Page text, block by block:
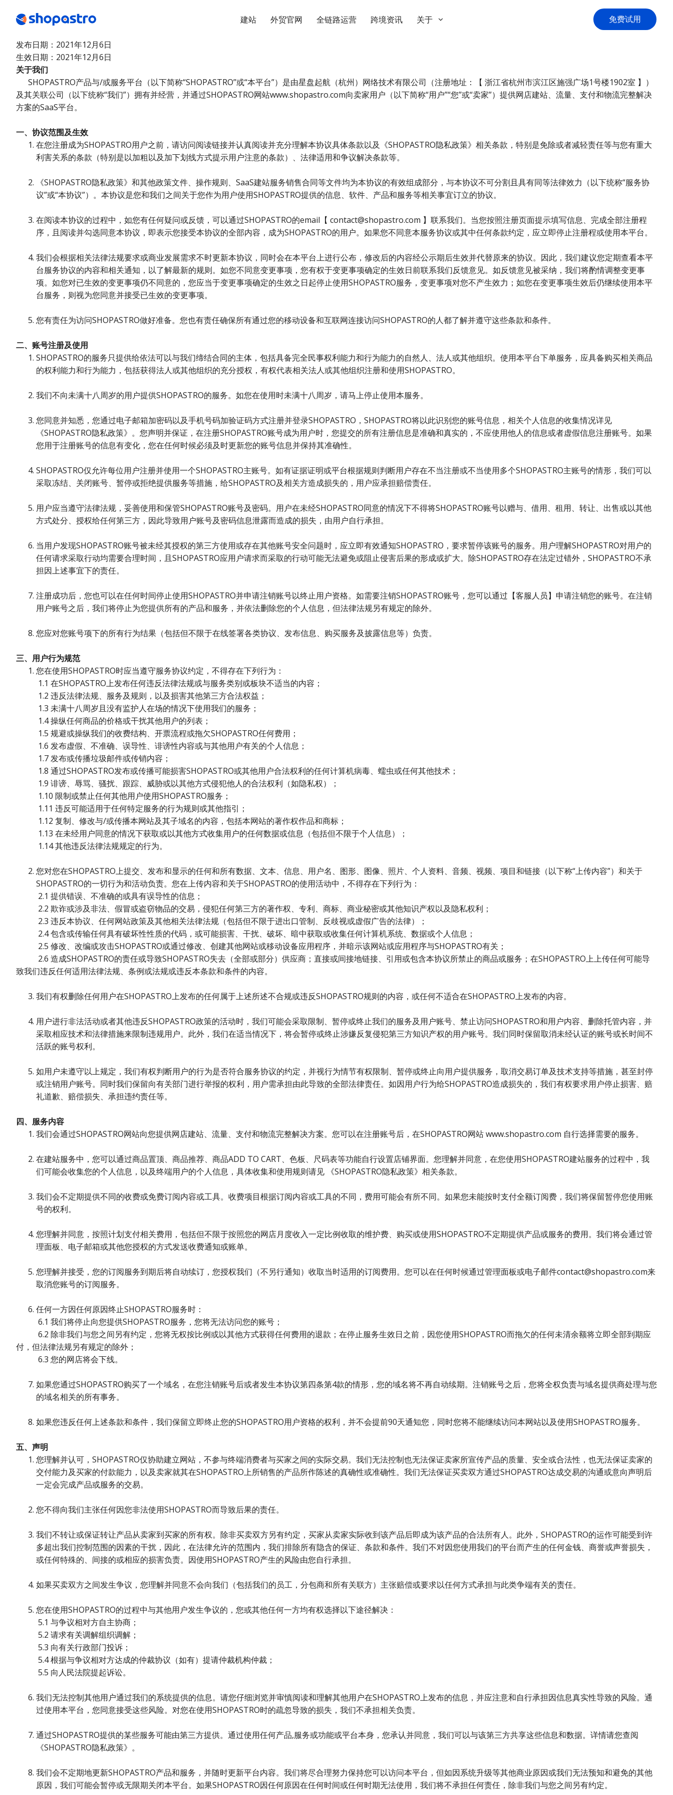
建站 外贸官网 全链路运营 跨境资讯 关于
关于我们
渠道合作&生态联盟
关于我们
渠道合作&生态联盟
免费试用
发布日期：2021年12月6日
生效日期：2021年12月6日
关于我们
SHOPASTRO产品与/或服务平台（以下简称“SHOPASTRO”或“本平台”）是由星盘起航（杭州）网络技术有限公司（注册地址：【 浙江省杭州市滨江区施强广场1号楼1902室 】）
及其关联公司（以下统称“我们”）拥有并经营，并通过SHOPASTRO网站www.shopastro.com向卖家用户（以下简称“用户”“您”或“卖家”）提供网店建站、流量、支付和物流完整解决
方案的SaaS平台。
一、协议范围及生效
在您注册成为SHOPASTRO用户之前，请访问阅读链接并认真阅读并充分理解本协议具体条款以及《SHOPASTRO隐私政策》相关条款，特别是免除或者减轻责任等与您有重大
利害关系的条款（特别是以加粗以及加下划线方式提示用户注意的条款）、法律适用和争议解决条款等。
《SHOPASTRO隐私政策》和其他政策文件、操作规则、SaaS建站服务销售合同等文件均为本协议的有效组成部分，与本协议不可分割且具有同等法律效力（以下统称“服务协
议”或“本协议”）。本协议是您和我们之间关于您作为用户使用SHOPASTRO提供的信息、软件、产品和服务等相关事宜订立的协议。
在阅读本协议的过程中，如您有任何疑问或反馈，可以通过SHOPASTRO的email【 contact@shopastro.com 】联系我们。当您按照注册页面提示填写信息、完成全部注册程
序，且阅读并勾选同意本协议，即表示您接受本协议的全部内容，成为SHOPASTRO的用户。如果您不同意本服务协议或其中任何条款约定，应立即停止注册程或使用本平台。
我们会根据相关法律法规要求或商业发展需求不时更新本协议，同时会在本平台上进行公布，修改后的内容经公示期后生效并代替原来的协议。因此，我们建议您定期查看本平
台服务协议的内容和相关通知，以了解最新的规则。如您不同意变更事项，您有权于变更事项确定的生效日前联系我们反馈意见。如反馈意见被采纳，我们将酌情调整变更事
项。如您对已生效的变更事项仍不同意的，您应当于变更事项确定的生效之日起停止使用SHOPASTRO服务，变更事项对您不产生效力；如您在变更事项生效后仍继续使用本平
台服务，则视为您同意并接受已生效的变更事项。
您有责任为访问SHOPASTRO做好准备。您也有责任确保所有通过您的移动设备和互联网连接访问SHOPASTRO的人都了解并遵守这些条款和条件。
二、账号注册及使用
SHOPASTRO的服务只提供给依法可以与我们缔结合同的主体，包括具备完全民事权利能力和行为能力的自然人、法人或其他组织。使用本平台下单服务，应具备购买相关商品
的权利能力和行为能力，包括获得法人或其他组织的充分授权，有权代表相关法人或其他组织注册和使用SHOPASTRO。
我们不向未满十八周岁的用户提供SHOPASTRO的服务。如您在使用时未满十八周岁，请马上停止使用本服务。
您同意并知悉，您通过电子邮箱加密码以及手机号码加验证码方式注册并登录SHOPASTRO，SHOPASTRO将以此识别您的账号信息，相关个人信息的收集情况详见
《SHOPASTRO隐私政策》。您声明并保证，在注册SHOPASTRO账号成为用户时，您提交的所有注册信息是准确和真实的，不应使用他人的信息或者虚假信息注册账号。如果
您用于注册账号的信息有变化，您在任何时候必须及时更新您的账号信息并保持其准确性。
SHOPASTRO仅允许每位用户注册并使用一个SHOPASTRO主账号。如有证据证明或平台根据规则判断用户存在不当注册或不当使用多个SHOPASTRO主账号的情形，我们可以
采取冻结、关闭账号、暂停或拒绝提供服务等措施，给SHOPASTRO及相关方造成损失的，用户应承担赔偿责任。
用户应当遵守法律法规，妥善使用和保管SHOPASTRO账号及密码。用户在未经SHOPASTRO同意的情况下不得将SHOPASTRO账号以赠与、借用、租用、转让、出售或以其他
方式处分、授权给任何第三方，因此导致用户账号及密码信息泄露而造成的损失，由用户自行承担。
当用户发现SHOPASTRO账号被未经其授权的第三方使用或存在其他账号安全问题时，应立即有效通知SHOPASTRO，要求暂停该账号的服务。用户理解SHOPASTRO对用户的
任何请求采取行动均需要合理时间，且SHOPASTRO应用户请求而采取的行动可能无法避免或阻止侵害后果的形成或扩大。除SHOPASTRO存在法定过错外，SHOPASTRO不承
担因上述事宜下的责任。
注册成功后，您也可以在任何时间停止使用SHOPASTRO并申请注销账号以终止用户资格。如需要注销SHOPASTRO账号，您可以通过【客服人员】申请注销您的账号。在注销
用户账号之后，我们将停止为您提供所有的产品和服务，并依法删除您的个人信息，但法律法规另有规定的除外。
您应对您账号项下的所有行为结果（包括但不限于在线签署各类协议、发布信息、购买服务及披露信息等）负责。
三、用户行为规范
您在使用SHOPASTRO时应当遵守服务协议约定，不得存在下列行为：
1.1 在SHOPASTRO上发布任何违反法律法规或与服务类别或板块不适当的内容；
1.2 违反法律法规、服务及规则，以及损害其他第三方合法权益；
1.3 未满十八周岁且没有监护人在场的情况下使用我们的服务；
1.4 操纵任何商品的价格或干扰其他用户的列表；
1.5 规避或操纵我们的收费结构、开票流程或拖欠SHOPASTRO任何费用；
1.6 发布虚假、不准确、误导性、诽谤性内容或与其他用户有关的个人信息；
1.7 发布或传播垃圾邮件或传销内容；
1.8 通过SHOPASTRO发布或传播可能损害SHOPASTRO或其他用户合法权利的任何计算机病毒、蠕虫或任何其他技术；
1.9 诽谤、辱骂、骚扰、跟踪、威胁或以其他方式侵犯他人的合法权利（如隐私权）；
1.10 限制或禁止任何其他用户使用SHOPASTRO服务；
1.11 违反可能适用于任何特定服务的行为规则或其他指引；
1.12 复制、修改与/或传播本网站及其子域名的内容，包括本网站的著作权作品和商标；
1.13 在未经用户同意的情况下获取或以其他方式收集用户的任何数据或信息（包括但不限于个人信息）；
1.14 其他违反法律法规规定的行为。
您对您在SHOPASTRO上提交、发布和显示的任何和所有数据、文本、信息、用户名、图形、图像、照片、个人资料、音频、视频、项目和链接（以下称“上传内容”）和关于
SHOPASTRO的一切行为和活动负责。您在上传内容和关于SHOPASTRO的使用活动中，不得存在下列行为：
2.1 提供错误、不准确的或具有误导性的信息；
2.2 欺诈或涉及非法、假冒或盗窃物品的交易，侵犯任何第三方的著作权、专利、商标、商业秘密或其他知识产权以及隐私权利；
2.3 违反本协议、任何网站政策及其他相关法律法规（包括但不限于进出口管制、反歧视或虚假广告的法律）；
2.4 包含或传输任何具有破坏性性质的代码，或可能损害、干扰、破坏、暗中获取或收集任何计算机系统、数据或个人信息；
2.5 修改、改编或攻击SHOPASTRO或通过修改、创建其他网站或移动设备应用程序，并暗示该网站或应用程序与SHOPASTRO有关；
2.6 造成SHOPASTRO的责任或导致SHOPASTRO失去（全部或部分）供应商；直接或间接地链接、引用或包含本协议所禁止的商品或服务；在SHOPASTRO上上传任何可能导
致我们违反任何适用法律法规、条例或法规或违反本条款和条件的内容。
我们有权删除任何用户在SHOPASTRO上发布的任何属于上述所述不合规或违反SHOPASTRO规则的内容，或任何不适合在SHOPASTRO上发布的内容。
用户进行非法活动或者其他违反SHOPASTRO政策的活动时，我们可能会采取限制、暂停或终止我们的服务及用户账号、禁止访问SHOPASTRO和用户内容、删除托管内容，并
采取相应技术和法律措施来限制违规用户。此外，我们在适当情况下，将会暂停或终止涉嫌反复侵犯第三方知识产权的用户账号。我们同时保留取消未经认证的账号或长时间不
活跃的账号权利。
如用户未遵守以上规定，我们有权判断用户的行为是否符合服务协议的约定，并视行为情节有权限制、暂停或终止向用户提供服务，取消交易订单及技术支持等措施，甚至封停
或注销用户账号。同时我们保留向有关部门进行举报的权利，用户需承担由此导致的全部法律责任。如因用户行为给SHOPASTRO造成损失的，我们有权要求用户停止损害、赔
礼道歉、赔偿损失、承担违约责任等。
四、服务内容
我们会通过SHOPASTRO网站向您提供网店建站、流量、支付和物流完整解决方案。您可以在注册账号后，在SHOPASTRO网站 www.shopastro.com 自行选择需要的服务。
在建站服务中，您可以通过商品置顶、商品推荐、商品ADD TO CART、色板、尺码表等功能自行设置店铺界面。您理解并同意，在您使用SHOPASTRO建站服务的过程中，我
们可能会收集您的个人信息，以及终端用户的个人信息，具体收集和使用规则请见 《SHOPASTRO隐私政策》相关条款。
我们会不定期提供不同的收费或免费订阅内容或工具。收费项目根据订阅内容或工具的不同，费用可能会有所不同。如果您未能按时支付全额订阅费，我们将保留暂停您使用账
号的权利。
您理解并同意，按照计划支付相关费用，包括但不限于按照您的网店月度收入一定比例收取的维护费、购买或使用SHOPASTRO不定期提供产品或服务的费用。我们将会通过管
理面板、电子邮箱或其他您授权的方式发送收费通知或账单。
您理解并接受，您的订阅服务到期后将自动续订，您授权我们（不另行通知）收取当时适用的订阅费用。您可以在任何时候通过管理面板或电子邮件contact@shopastro.com来
取消您账号的订阅服务。
任何一方因任何原因终止SHOPASTRO服务时：
6.1 我们将停止向您提供SHOPASTRO服务，您将无法访问您的账号；
6.2 除非我们与您之间另有约定，您将无权按比例或以其他方式获得任何费用的退款；在停止服务生效日之前，因您使用SHOPASTRO而拖欠的任何未清余额将立即全部到期应
付，但法律法规另有规定的除外；
6.3 您的网店将会下线。
如果您通过SHOPASTRO购买了一个域名，在您注销账号后或者发生本协议第四条第4款的情形，您的域名将不再自动续期。注销账号之后，您将全权负责与域名提供商处理与您
的域名相关的所有事务。
如果您违反任何上述条款和条件，我们保留立即终止您的SHOPASTRO用户资格的权利，并不会提前90天通知您，同时您将不能继续访问本网站以及使用SHOPASTRO服务。
五、声明
您理解并认可，SHOPASTRO仅协助建立网站，不参与终端消费者与买家之间的实际交易。我们无法控制也无法保证卖家所宣传产品的质量、安全或合法性，也无法保证卖家的
交付能力及买家的付款能力，以及卖家就其在SHOPASTRO上所销售的产品所作陈述的真确性或准确性。我们无法保证买卖双方通过SHOPASTRO达成交易的沟通或意向声明后
一定会完成产品或服务的交易。
您不得向我们主张任何因您非法使用SHOPASTRO而导致后果的责任。
我们不转让或保证转让产品从卖家到买家的所有权。除非买卖双方另有约定，买家从卖家实际收到该产品后即成为该产品的合法所有人。此外，SHOPASTRO的运作可能受到许
多超出我们控制范围的因素的干扰，因此，在法律允许的范围内，我们排除所有隐含的保证、条款和条件。我们不对因您使用我们的平台而产生的任何金钱、商誉或声誉损失，
或任何特殊的、间接的或相应的损害负责。因使用SHOPASTRO产生的风险由您自行承担。
如果买卖双方之间发生争议，您理解并同意不会向我们（包括我们的员工，分包商和所有关联方）主张赔偿或要求以任何方式承担与此类争端有关的责任。
您在使用SHOPASTRO的过程中与其他用户发生争议的，您或其他任何一方均有权选择以下途径解决：
5.1 与争议相对方自主协商；
5.2 请求有关调解组织调解；
5.3 向有关行政部门投诉；
5.4 根据与争议相对方达成的仲裁协议（如有）提请仲裁机构仲裁；
5.5 向人民法院提起诉讼。
我们无法控制其他用户通过我们的系统提供的信息。请您仔细浏览并审慎阅读和理解其他用户在SHOPASTRO上发布的信息，并应注意和自行承担因信息真实性导致的风险。通
过使用本平台，您同意接受这些风险。对您在使用SHOPASTRO时的疏忽导致的损失，我们不承担相关负责。
通过SHOPASTRO提供的某些服务可能由第三方提供。通过使用任何产品,服务或功能或平台本身，您承认并同意，我们可以与该第三方共享这些信息和数据。详情请您查阅
《SHOPASTRO隐私政策》。
我们会不定期地更新SHOPASTRO产品和服务，并随时更新平台内容。我们将尽合理努力保持您可以访问本平台，但如因系统升级等其他商业原因或我们无法预知和避免的其他
原因，我们可能会暂停或无限期关闭本平台。如果SHOPASTRO因任何原因在任何时间或任何时期无法使用，我们将不承担任何责任，除非我们与您之间另有约定。